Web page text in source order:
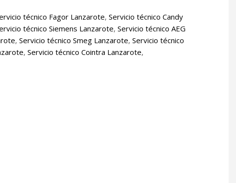
técnico Fagor Lanzarote, Servicio técnico Candy
técnico Siemens Lanzarote, Servicio técnico AEG
, Servicio técnico Smeg Lanzarote, Servicio técnico
, Servicio técnico Cointra Lanzarote,